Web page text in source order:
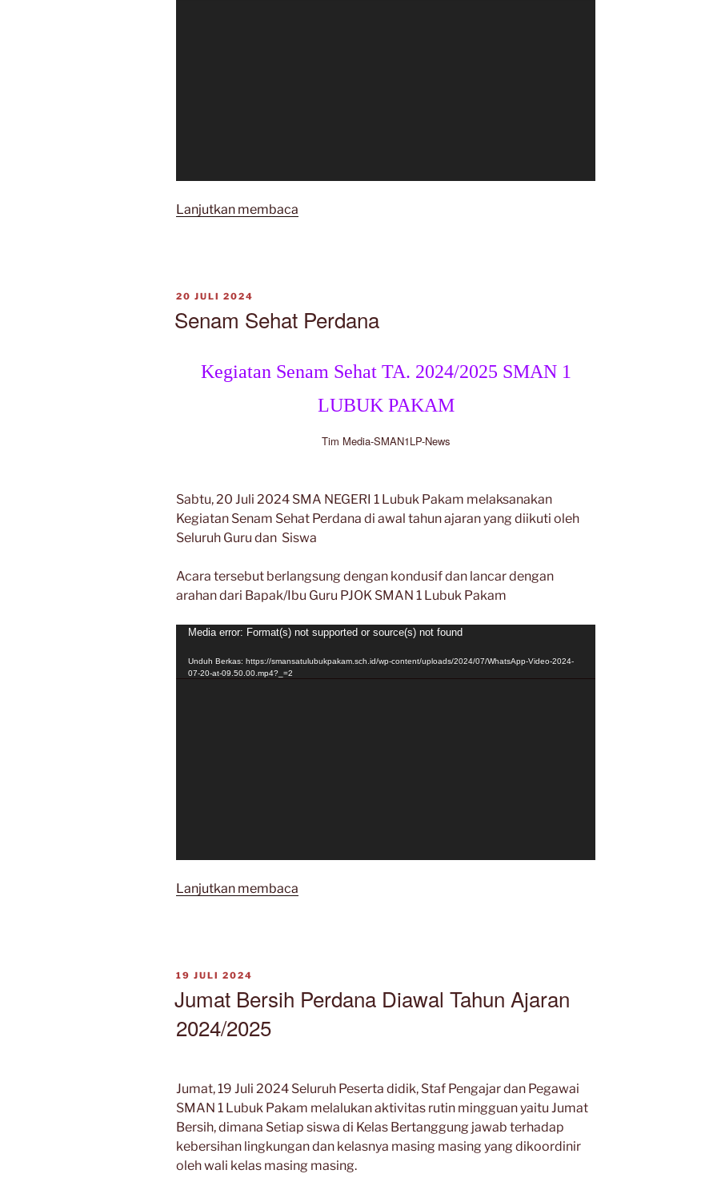
Lanjutkan membaca
DIPOSKAN
20 JULI 2024
Senam Sehat Perdana
Kegiatan Senam Sehat TA. 2024/2025 SMAN 1
LUBUK PAKAM
Tim Media-SMAN1LP-News
Sabtu, 20 Juli 2024 SMA NEGERI 1 Lubuk Pakam melaksanakan
Kegiatan Senam Sehat Perdana di awal tahun ajaran yang diikuti oleh
Seluruh Guru dan Siswa
Acara tersebut berlangsung dengan kondusif dan lancar dengan
arahan dari Bapak/Ibu Guru PJOK SMAN 1 Lubuk Pakam
Pemutar
Media error: Format(s) not supported or source(s) not found
Unduh Berkas: https://smansatulubukpakam.sch.id/wp-content/uploads/2024/07/WhatsApp-Video-2024-
07-20-at-09.50.00.mp4?_=2
Lanjutkan membaca
DIPOSKAN
19 JULI 2024
Jumat Bersih Perdana Diawal Tahun Ajaran
2024/2025
Jumat, 19 Juli 2024 Seluruh Peserta didik, Staf Pengajar dan Pegawai
SMAN 1 Lubuk Pakam melalukan aktivitas rutin mingguan yaitu Jumat
Bersih, dimana Setiap siswa di Kelas Bertanggung jawab terhadap
kebersihan lingkungan dan kelasnya masing masing yang dikoordinir
oleh wali kelas masing masing.